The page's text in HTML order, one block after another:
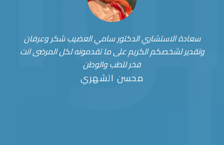
سعادة الاستشاري الدكتور سامي العضيب شكر وعرفان
وتقدير لشخصكم الكريم على ما تقدمونه لكل المرضى انت
فخر للطب والوطن
محسن الشهري